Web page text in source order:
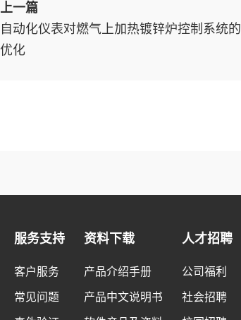
上一篇
自动化仪表对燃气上加热镀锌炉控制系统的
优化
服务支持
客户服务
常见问题
资料下载
产品介绍手册
产品中文说明书
人才招聘
公司福利
社会招聘